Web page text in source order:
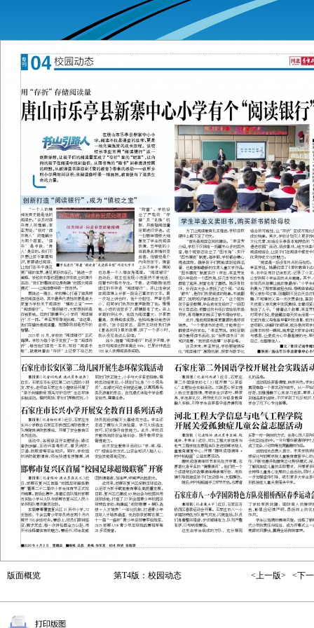
版面概览 第T4版：校园动态 <上一版> <下